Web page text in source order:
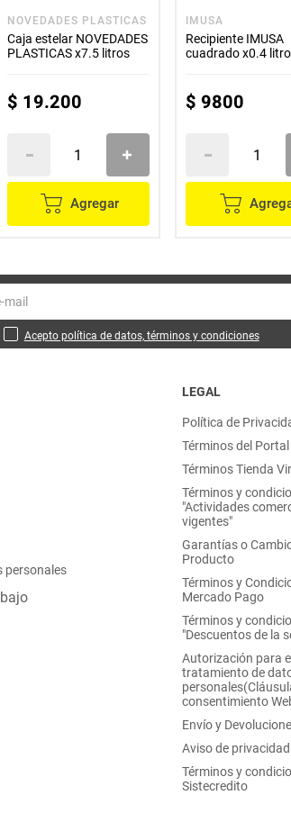
NOVEDADES PLASTICAS
Caja estelar NOVEDADES
PLASTICAS x7.5 litros
$ 19.200
Agregar
IMUSA
Recipiente IMUSA
cuadrado x0.4
$ 9800
Acepto política de datos, términos y condiciones
personales
LEGAL
Política de
Términos del Portal
Términos Tienda
Términos y
"Actividades
vigentes"
Garantías o
Producto
Términos y
Mercado Pago
Términos y
"Descuentos de la
Autorización para el
tratamiento de
consentimiento
Envío y
Aviso de privacidad
Términos y
Sistecredito